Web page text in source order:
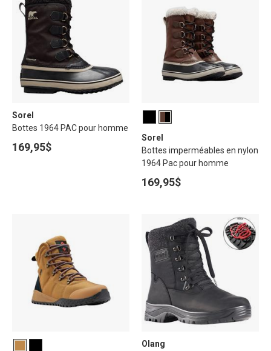
Sorel
Bottes 1964 PAC pour homme
169,95$
Sorel
Bottes imperméables en nylon
1964 Pac pour homme
169,95$
Olang